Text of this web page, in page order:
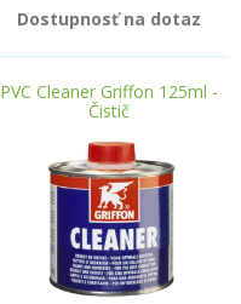
Dostupnosť na dotaz
PVC Cleaner Griffon 125ml -
Čistič